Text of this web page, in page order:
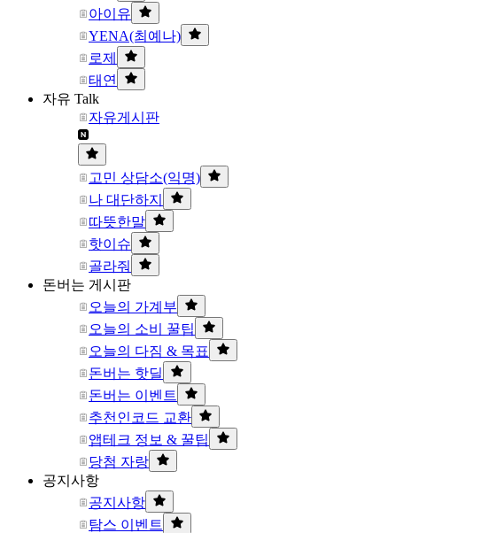
아이유
YENA(최예나)
로제
태연
자유 Talk
자유게시판
고민 상담소(익명)
나 대단하지
따뜻한말
핫이슈
골라줘
돈버는 게시판
오늘의 가계부
오늘의 소비 꿀팁
오늘의 다짐 & 목표
돈버는 핫딜
돈버는 이벤트
추천인코드 교환
앱테크 정보 & 꿀팁
당첨 자랑
공지사항
공지사항
탐스 이벤트